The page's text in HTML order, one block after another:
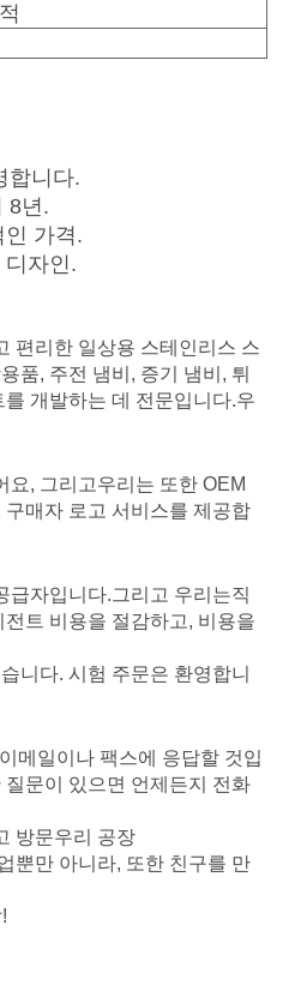
합니다.
8년.
가격.
자인.
편리한 일상용 스테인리스 스
품, 주전 냄비, 증기 냄비, 튀
개발하는 데 전문입니다.우
요, 그리고우리는 또한 OEM
매자 로고 서비스를 제공합
급자입니다.그리고 우리는직
트 비용을 절감하고, 비용을
니다. 시험 주문은 환영합니
메일이나 팩스에 응답할 것입
질문이 있으면 언제든지 전화
방문우리 공장
뿐만 아니라, 또한 친구를 만